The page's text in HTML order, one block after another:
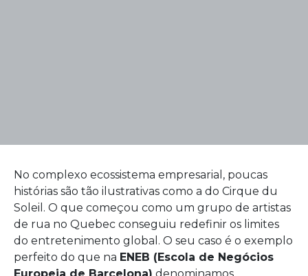
No complexo ecossistema empresarial, poucas
histórias são tão ilustrativas como a do Cirque du
Soleil. O que começou como um grupo de artistas
de rua no Quebec conseguiu redefinir os limites
do entretenimento global. O seu caso é o exemplo
perfeito do que na ENEB (Escola de Negócios